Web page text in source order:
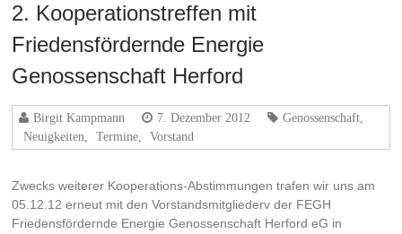
2. Kooperationstreffen mit
Friedensfördernde Energie
Genossenschaft Herford
Birgit Kampmann 7. Dezember 2012 Genossenschaft
Neuigkeiten
Termine Vorstand
Zwecks weiterer Kooperations-Abstimmungen trafen wir uns am
05.12.12 erneut mit den Vorstandsmitgliederv der FEGH
Friedensfördernde Energie Genossenschaft Herford eG in